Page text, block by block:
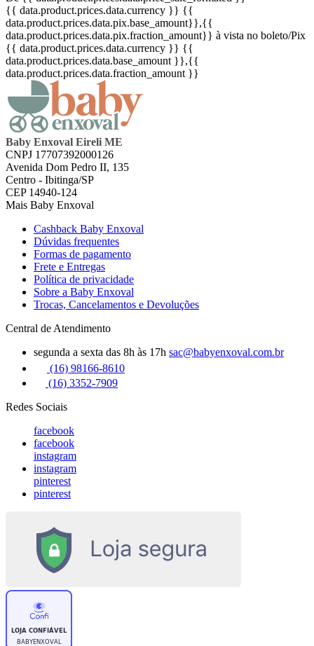
{{ data.product.prices.data.currency }} {{
data.product.prices.data.pix.base_amount}},{{
data.product.prices.data.pix.fraction_amount}} à vista no boleto/Pix
{{ data.product.prices.data.currency }} {{
data.product.prices.data.base_amount }},{{
data.product.prices.data.fraction_amount }}
Baby Enxoval Eireli ME
CNPJ 17707392000126
Avenida Dom Pedro II, 135
Centro - Ibitinga/SP
CEP 14940-124
Mais Baby Enxoval
Cashback Baby Enxoval
Dúvidas frequentes
Formas de pagamento
Frete e Entregas
Política de privacidade
Sobre a Baby Enxoval
Trocas, Cancelamentos e Devoluções
Central de Atendimento
segunda a sexta das 8h às 17h sac@babyenxoval.com.br
(16) 98166-8610
(16) 3352-7909
Redes Sociais
facebook
facebook
instagram
instagram
pinterest
pinterest